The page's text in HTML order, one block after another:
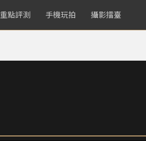
重點評測 手機玩拍 攝影擂臺